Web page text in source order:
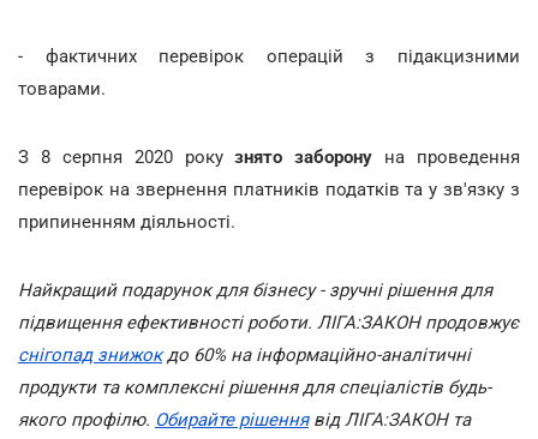
- фактичних перевірок операцій з підакцизними
товарами.
З 8 серпня 2020 рокузнято заборону на проведення
перевірок на звернення платників податків та у зв'язку з
припиненням діяльності.
Найкращий подарунок для бізнесу - зручні рішення для
підвищення ефективності роботи. ЛІГА:ЗАКОН продовжує
снігопад знижокдо 60% на інформаційно-аналітичні
продукти та комплексні рішення для спеціалістів будь-
якого профілю. Обирайте рішеннявід ЛІГА:ЗАКОН та